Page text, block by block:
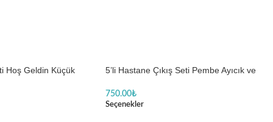
Hoş Geldin Küçük
5’li Hastane Çıkış Seti Pembe Ayıcık ve
750.00₺
Seçenekler